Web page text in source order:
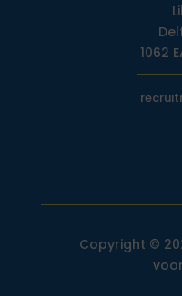
1062
Copyright ©